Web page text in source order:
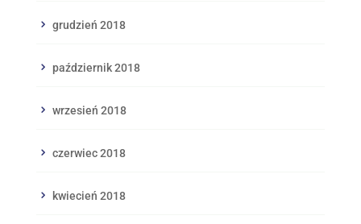
grudzień 2018
październik 2018
wrzesień 2018
czerwiec 2018
kwiecień 2018